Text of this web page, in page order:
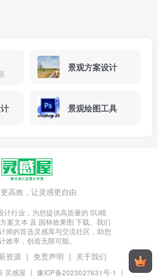
景观方案设计
景观绘图工具
高效，让灵感更自由
计行业，为您提供高质量的 SU模
案文本 及 园林效果图 下载。我们
师的首选灵感库与交流社区，助您
效率，创造无限可能。
资源 | 免责声明 | 关于我们
灵感屋 | 豫ICP备2023027631号-1 |